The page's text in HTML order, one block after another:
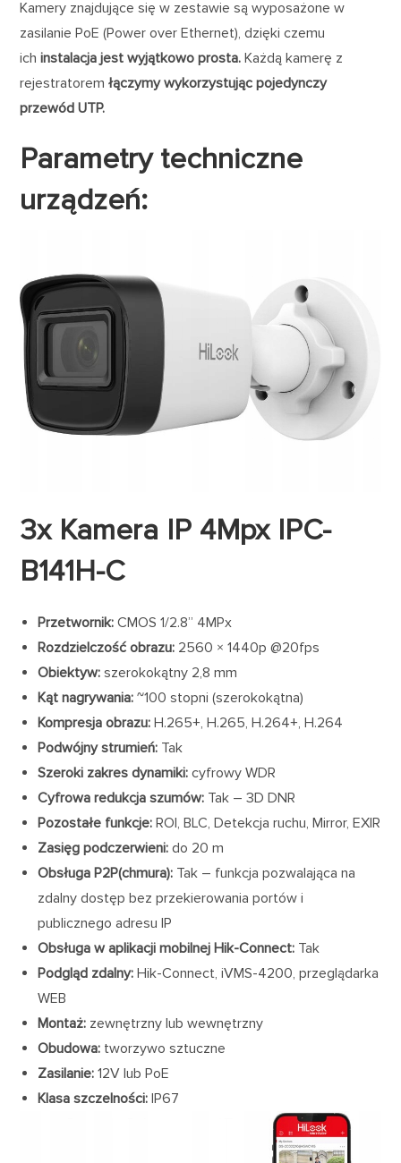
Kamery znajdujące się w zestawie są wyposażone w
zasilanie PoE (Power over Ethernet), dzięki czemu
ich instalacja jest wyjątkowo prosta. Każdą kamerę z
rejestratoremłączymy wykorzystując pojedynczy
przewód UTP.
Parametry techniczne
urządzeń:
3x Kamera IP 4Mpx IPC-
B141H-C
Przetwornik:CMOS 1/2.8” 4MPx
Rozdzielczość obrazu: 2560 × 1440p @20fps
Obiektyw: szerokokątny 2,8 mm
Kąt nagrywania: ~100 stopni (szerokokątna)
Kompresja obrazu: H.265+, H.265, H.264+, H.264
Podwójny strumień: Tak
Szeroki zakres dynamiki: cyfrowy WDR
Cyfrowa redukcja szumów: Tak – 3D DNR
Pozostałe funkcje: ROI, BLC, Detekcja ruchu, Mirror, EXIR
Zasięg podczerwieni: do 20 m
Obsługa P2P(chmura): Tak – funkcja pozwalająca na
zdalny dostęp bez przekierowania portów i
publicznego adresu IP
Obsługa w aplikacji mobilnej Hik-Connect: Tak
Podgląd zdalny: Hik-Connect, iVMS-4200, przeglądarka
WEB
Montaż: zewnętrzny lub wewnętrzny
Obudowa: tworzywo sztuczne
Zasilanie:12V lub PoE
Klasa szczelności:IP67